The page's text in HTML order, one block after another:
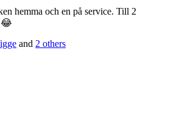
hemma och en på service. Till 2
😂
and 2 others